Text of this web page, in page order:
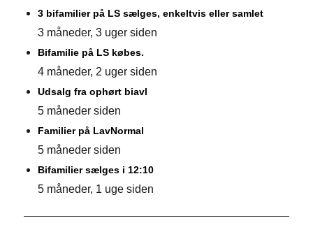
3 bifamilier på LS sælges, enkeltvis eller samlet
3 måneder, 3 uger siden
Bifamilie på LS købes.
4 måneder, 2 uger siden
Udsalg fra ophørt biavl
5 måneder siden
Familier på LavNormal
5 måneder siden
Bifamilier sælges i 12:10
5 måneder, 1 uge siden